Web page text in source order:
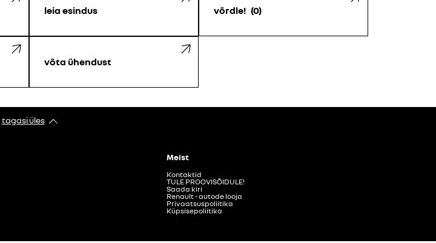
leia esindus võrdle! 0
võta ühendust
tagasi üles
Meist
Kontaktid
TULE PROOVISÕIDULE!
Saada kiri
Renault - autode looja
Privaatsuspoliitika
Küpsisepoliitika